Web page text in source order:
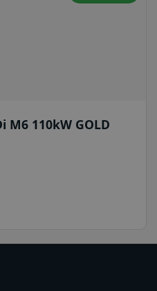
M6 110kW GOLD